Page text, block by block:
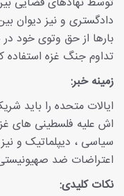
دادگستری و نیز دیوان
بارها از حق وتوی خود
تداوم جنگ غزه
زمینه خبر:
ایالات متحده را باید
اش علیه فلسطینی های
سیاسی ، دیپلماتیک و
اعتراضات ضد
نکات کلیدی: